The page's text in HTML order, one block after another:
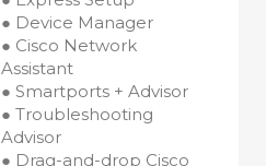
● Device Manager
● Cisco Network
Assistant
● Smartports + Advisor
● Troubleshooting
Advisor
● Drag-and-drop Cisco